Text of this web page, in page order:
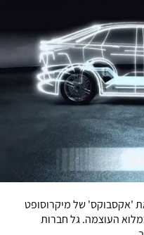
'אקסבוקס' של מיקרוסופט
העוצמה. גל חברות